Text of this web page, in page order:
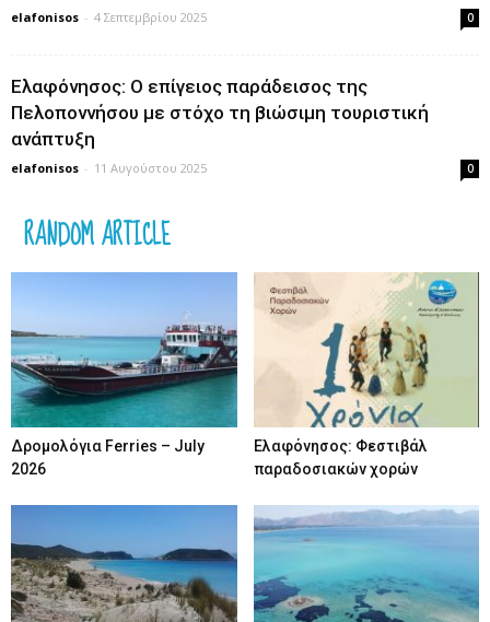
elafonisos - 4 Σεπτεμβρίου 2025 0
Ελαφόνησος: Ο επίγειος παράδεισος της
Πελοποννήσου με στόχο τη βιώσιμη τουριστική
ανάπτυξη
elafonisos - 11 Αυγούστου 2025 0
RANDOM ARTICLE
Δρομολόγια Ferries – July
2026
Ελαφόνησος: Φεστιβάλ
παραδοσιακών χορών